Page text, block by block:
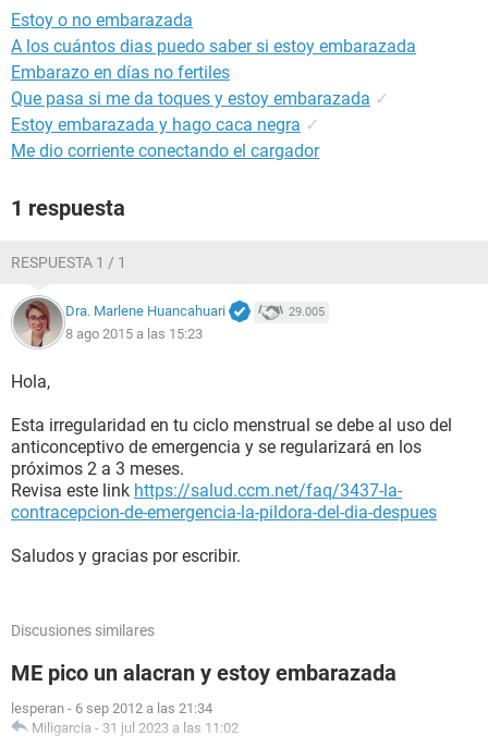
Estoy o no embarazada
A los cuántos dias puedo saber si estoy embarazada
Embarazo en días no fertiles
Que pasa si me da toques y estoy embarazada ✓
Estoy embarazada y hago caca negra ✓
Me dio corriente conectando el cargador
1 respuesta
RESPUESTA 1 / 1
Dra. Marlene Huancahuari 29.005
8 ago 2015 a las 15:23
Hola,
Esta irregularidad en tu ciclo menstrual se debe al uso del
anticonceptivo de emergencia y se regularizará en los
próximos 2 a 3 meses.
Revisa este link https://salud.ccm.net/faq/3437-la-
contracepcion-de-emergencia-la-pildora-del-dia-despues
Saludos y gracias por escribir.
Discusiones similares
ME pico un alacran y estoy embarazada
lesperan - 6 sep 2012 a las 21:34
Miligarcia - 31 jul 2023 a las 11:02